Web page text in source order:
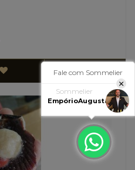
Fale com Sommelier
Sommelier
EmpórioAugusta